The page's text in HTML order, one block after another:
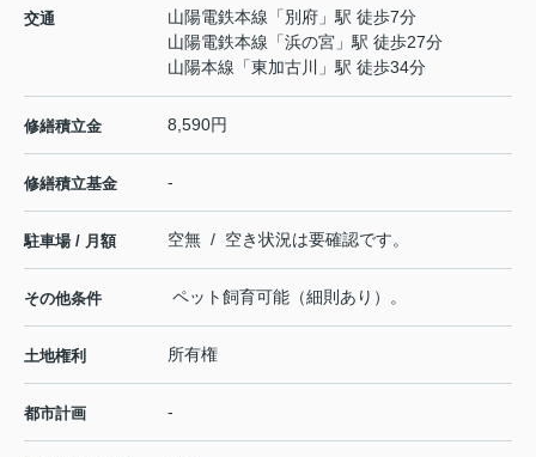
交通 山陽電鉄本線 「別府 」駅 徒歩7分
山陽電鉄本線 「浜の宮 」駅 徒歩27分
山陽本線 「東加古川 」駅 徒歩34分
修繕積立金 8,590円
修繕積立基金 -
駐車場 / 月額 空無 / 空き状況は要確認です。
その他条件 ペット飼育可能（細則あり）。
土地権利 所有権
都市計画 -